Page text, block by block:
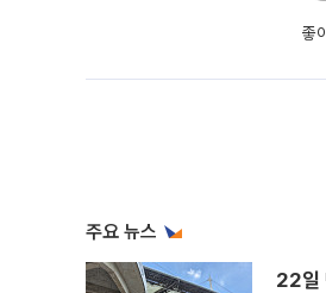
좋
주요 뉴스
22일